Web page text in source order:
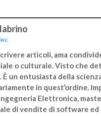
articoli, ama
o culturale. Visto che
È un entusiasta della
in quest’ordine.
Elettronica,
di vendite di software